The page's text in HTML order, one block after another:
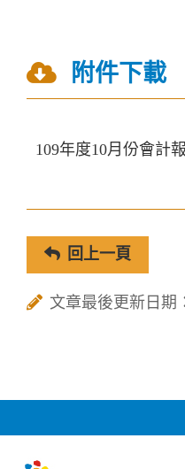
附件下載
109年度10月份會計
回上一頁
文章最後更新日期